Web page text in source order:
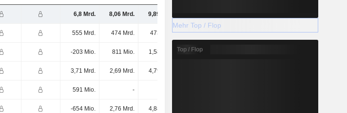
6,8 Mrd. 8,06 Mrd. 9,89 Mrd.
555 Mrd. 474 Mrd. 473 Mrd. 491 Mrd. 518 Mrd.
-203 Mio. 811 Mio. 1,58 Mrd. 1,86 Mrd.
3,71 Mrd. 2,69 Mrd. 4,79 Mrd.
591 Mio. -
-654 Mio. 2,76 Mrd. 4,88 Mrd.
Mehr Top / Flop
Top / Flop